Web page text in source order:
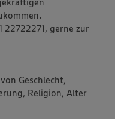
gerne zur
Geschlecht,
Religion, Alter